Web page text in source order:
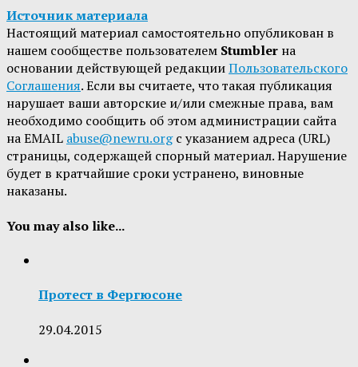
Источник материала
Настоящий материал самостоятельно опубликован в
нашем сообществе пользователем Stumbler на
основании действующей редакцииПользовательского
Соглашения. Если вы считаете, что такая публикация
нарушает ваши авторские и/или смежные права, вам
необходимо сообщить об этом администрации сайта
на EMAIL abuse@newru.orgс указанием адреса (URL)
страницы, содержащей спорный материал. Нарушение
будет в кратчайшие сроки устранено, виновные
наказаны.
You may also like...
Протест в Фергюсоне
29.04.2015